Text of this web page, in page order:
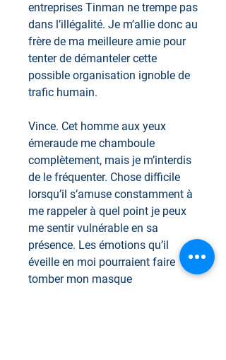
entreprises Tinman ne trempe pas
dans l’illégalité. Je m’allie donc au
frère de ma meilleure amie pour
tenter de démanteler cette
possible organisation ignoble de
trafic humain.
Vince. Cet homme aux yeux
émeraude me chamboule
complètement, mais je m’interdis
de le fréquenter. Chose difficile
lorsqu’il s’amuse constamment à
me rappeler à quel point je peux
me sentir vulnérable en sa
présence. Les émotions qu’il
éveille en moi pourraient faire
tomber mon masque